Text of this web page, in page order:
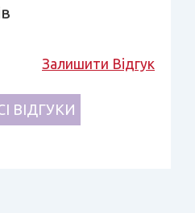
Залишити Відгук
ВІДГУКИ